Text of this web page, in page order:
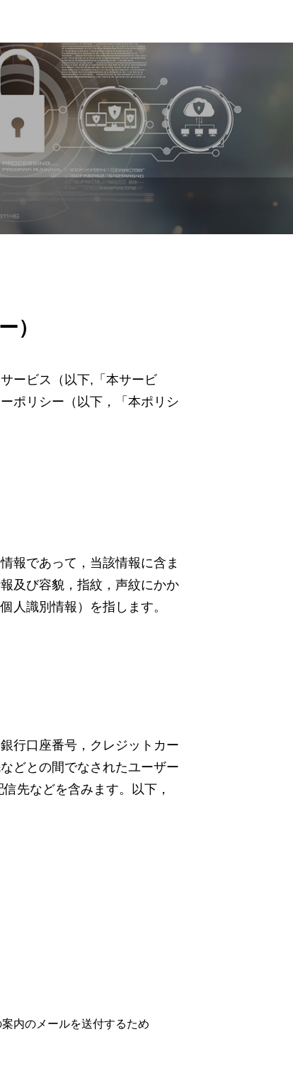
）
ービス（以下,「本サービ
ポリシー（以下，「本ポリシ
報であって，当該情報に含ま
及び容貌，指紋，声紋にかか
人識別情報）を指します。
行口座番号，クレジットカー
どとの間でなされたユーザー
先などを含みます。以下，
内のメールを送付するため